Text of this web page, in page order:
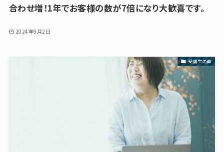
合わせ増！1年でお客様の数が7倍になり大歓喜です。
2024年9月2日
受講生の声